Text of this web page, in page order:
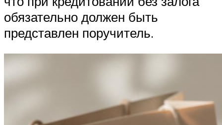
обязательно должен быть
представлен поручитель.